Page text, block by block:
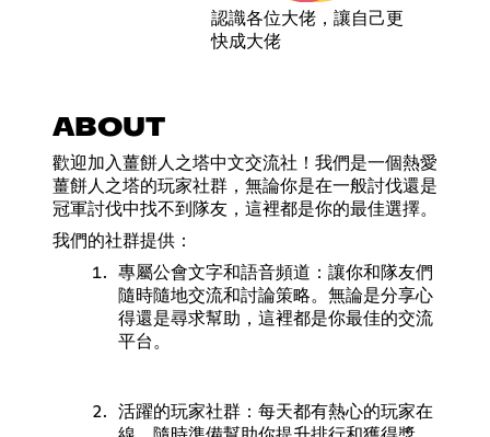
認識各位大佬，讓自己更
快成大佬
ABOUT
歡迎加入薑餅人之塔中文交流社！我們是一個熱愛
薑餅人之塔的玩家社群，無論你是在一般討伐還是
冠軍討伐中找不到隊友，這裡都是你的最佳選擇。
我們的社群提供：
專屬公會文字和語音頻道：讓你和隊友們
隨時隨地交流和討論策略。無論是分享心
得還是尋求幫助，這裡都是你最佳的交流
平台。
活躍的玩家社群：每天都有熱心的玩家在